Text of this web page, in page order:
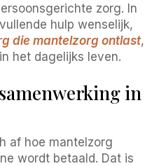
zorg. In
hulp wenselijk,
die mantelzorg ontlast,
het dagelijks leven.
in
af hoe mantelzorg
wordt betaald. Dat is